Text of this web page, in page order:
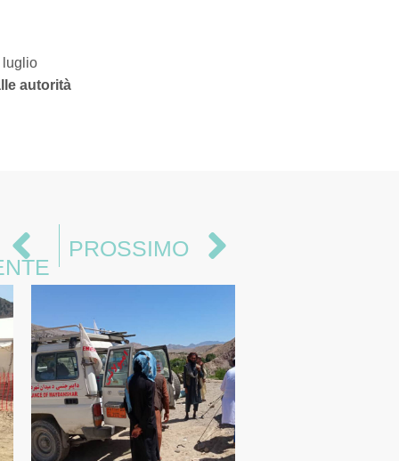
luglio
autorità
PROSSIMO